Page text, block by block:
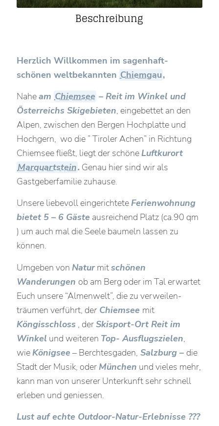
Beschreibung
Herzlich Willkommen im sagenhaft-
schönen weltbekannten Chiemgau,
Naheam Chiemsee – Reit im Winkel und
Österreichs Skigebieten, eingebettet an den
Alpen, zwischen den Bergen Hochplatte und
Hochgern, wo die ” Tiroler Achen” in Richtung
Chiemsee fließt, liegt der schöneLuftkurort
Marquartstein. Genau hier sind wir als
Gastgeberfamilie zuhause.
Unsere liebevoll eingerichteteFerienwohnung
bietet 5 – 6 Gäste ausreichend Platz (ca.90 qm
) um auch mal die Seele baumeln lassen zu
können.
Umgeben von Naturmitschönen
Wanderungen ob am Berg oder im Tal erwartet
Euch unsere “Almenwelt”, die zu verweilen-
träumen verführt, derChiemsee mit
Köngisschloss , derSkisport-Ort Reit im
Winkel und weiteren Top- Ausflugszielen,
wieKönigsee – Berchtesgaden, Salzburg – die
Stadt der Musik, oderMünchen und vieles mehr,
kann man von unserer Unterkunft sehr schnell
erleben und geniessen.
Lust auf echte Outdoor-Natur-Erlebnisse ???